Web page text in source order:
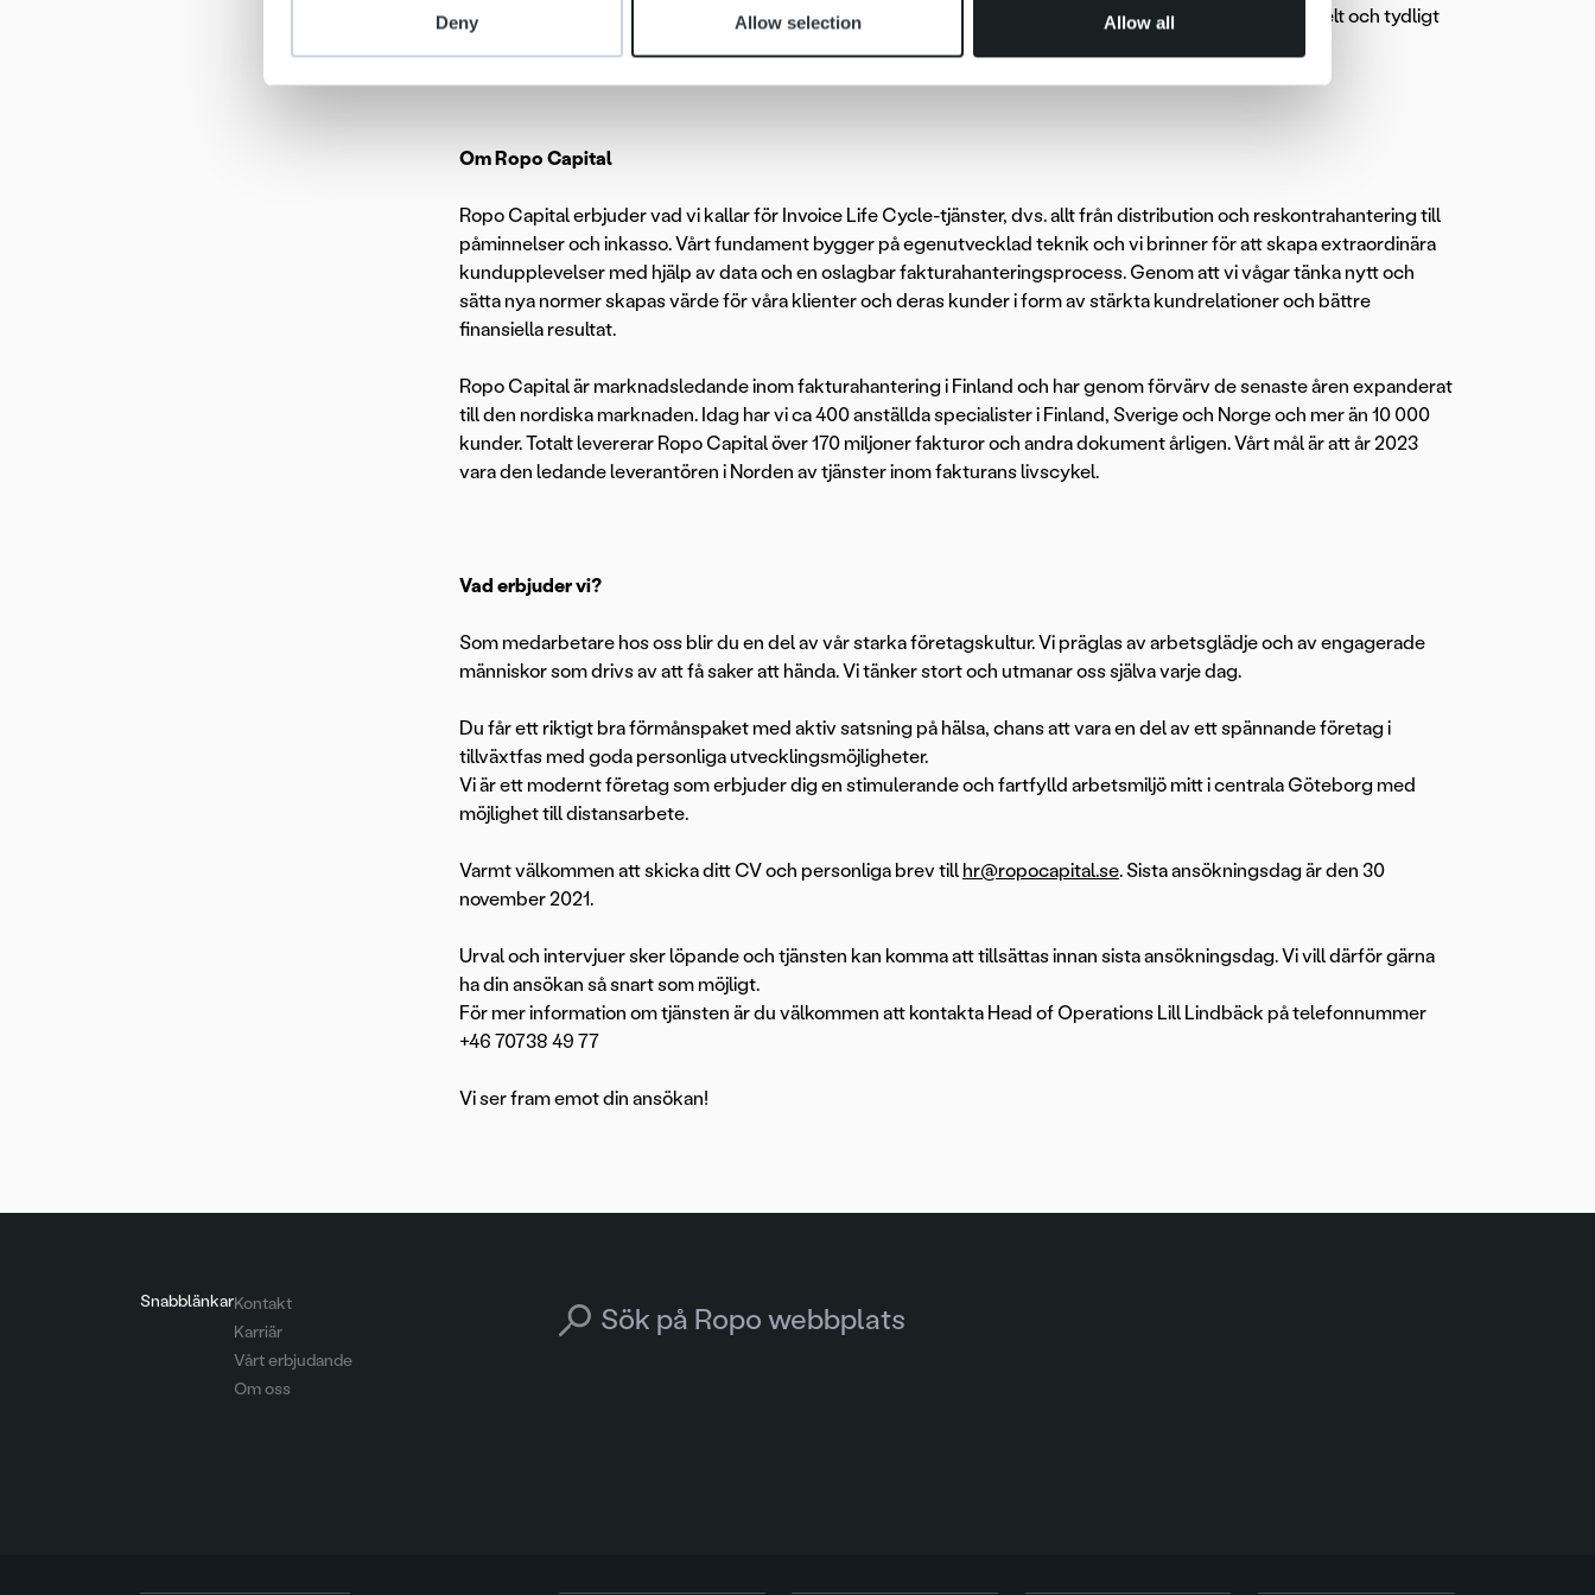
Deny Allow selection Allow all
en stor vilja att förbättra samt att du har en god kommunikativ förmåga där du kommunicerar på ett enkelt och tydligt
Om Ropo Capital
Ropo Capital erbjuder vad vi kallar för Invoice Life Cycle-tjänster, dvs. allt från distribution och reskontrahantering till
påminnelser och inkasso. Vårt fundament bygger på egenutvecklad teknik och vi brinner för att skapa extraordinära
kundupplevelser med hjälp av data och en oslagbar fakturahanteringsprocess. Genom att vi vågar tänka nytt och
sätta nya normer skapas värde för våra klienter och deras kunder i form av stärkta kundrelationer och bättre
finansiella resultat.
Ropo Capital är marknadsledande inom fakturahantering i Finland och har genom förvärv de senaste åren expanderat
till den nordiska marknaden. Idag har vi ca 400 anställda specialister i Finland, Sverige och Norge och mer än 10 000
kunder. Totalt levererar Ropo Capital över 170 miljoner fakturor och andra dokument årligen. Vårt mål är att år 2023
vara den ledande leverantören i Norden av tjänster inom fakturans livscykel.
Vad erbjuder vi?
Som medarbetare hos oss blir du en del av vår starka företagskultur. Vi präglas av arbetsglädje och av engagerade
människor som drivs av att få saker att hända. Vi tänker stort och utmanar oss själva varje dag.
Du får ett riktigt bra förmånspaket med aktiv satsning på hälsa, chans att vara en del av ett spännande företag i
tillväxtfas med goda personliga utvecklingsmöjligheter.
Vi är ett modernt företag som erbjuder dig en stimulerande och fartfylld arbetsmiljö mitt i centrala Göteborg med
möjlighet till distansarbete.
Varmt välkommen att skicka ditt CV och personliga brev till hr@ropocapital.se. Sista ansökningsdag är den 30
november 2021.
Urval och intervjuer sker löpande och tjänsten kan komma att tillsättas innan sista ansökningsdag. Vi vill därför gärna
ha din ansökan så snart som möjligt.
För mer information om tjänsten är du välkommen att kontakta Head of Operations Lill Lindbäck på telefonnummer
+46 70738 49 77
Vi ser fram emot din ansökan!
SnabblänkarKontakt
Karriär
Vårt erbjudande
Om oss
Search for: